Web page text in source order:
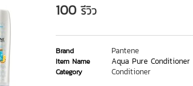
100 รีวิว
Brand Pantene
Item Name Aqua Pure Conditioner
Category Conditioner